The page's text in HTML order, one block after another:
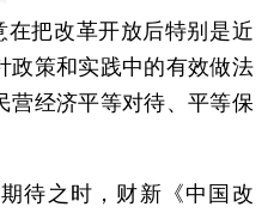
把改革开放后特别是近
政策和实践中的有效做法
营经济平等对待、平等保
之时，财新《中国改